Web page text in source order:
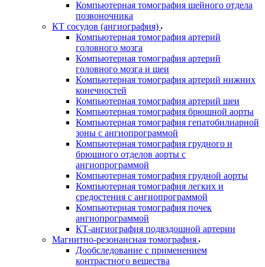
Компьютерная томография шейного отдела
позвоночника
КТ сосудов (ангиография)
Компьютерная томография артерий
головного мозга
Компьютерная томография артерий
головного мозга и шеи
Компьютерная томография артерий нижних
конечностей
Компьютерная томография артерий шеи
Компьютерная томография брюшной аорты
Компьютерная томография гепатобилиарной
зоны с ангиопрограммой
Компьютерная томография грудного и
брюшного отделов аорты с
ангиопрограммой
Компьютерная томография грудной аорты
Компьютерная томография легких и
средостения с ангиопрограммой
Компьютерная томография почек
ангиопрограммой
КТ-ангиография подвздошной артерии
Магнитно-резонансная томография
Дообследование с применением
контрастного вещества